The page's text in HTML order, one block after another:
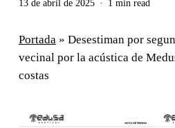
13 de abril de 2025 1 min read
Portada » Desestiman por
vecinal por la acústica de
costas